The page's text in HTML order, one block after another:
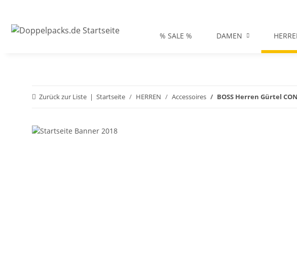
% SALE % DAMEN
Zurück zur Liste Startseite HERREN Accessoires BOSS Herren Gürtel